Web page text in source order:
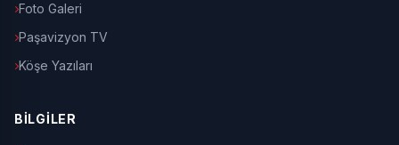
Foto Galeri
Paşavizyon TV
Köşe Yazıları
BİLGİLER